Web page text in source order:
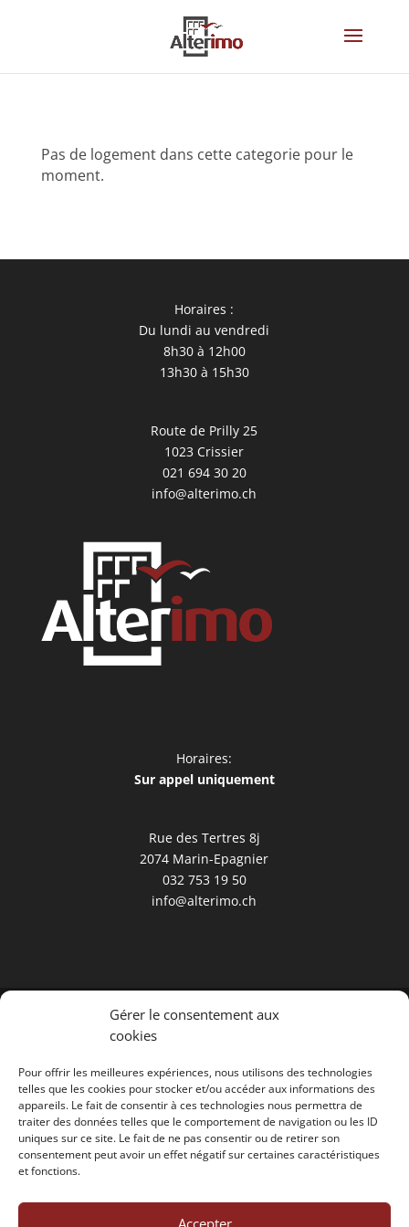
Gérer le consentement aux
cookies
Pour offrir les meilleures expériences, nous utilisons des technologies
telles que les cookies pour stocker et/ou accéder aux informations des
appareils. Le fait de consentir à ces technologies nous permettra de
traiter des données telles que le comportement de navigation ou les ID
uniques sur ce site. Le fait de ne pas consentir ou de retirer son
consentement peut avoir un effet négatif sur certaines caractéristiques
et fonctions.
Accepter
Pas de logement dans cette categorie pour le
moment.
Horaires :
Du lundi au vendredi
8h30 à 12h00
13h30 à 15h30
Route de Prilly 25
1023 Crissier
021 694 30 20
info@alterimo.ch
Horaires:
Sur appel uniquement
Rue des Tertres 8j
2074 Marin-Epagnier
032 753 19 50
info@alterimo.ch
Alterimo ©2026- Réalisé par l'agence web Digital